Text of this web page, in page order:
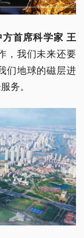
首席科学家 王
，我们未来还要
们地球的磁层进
务。